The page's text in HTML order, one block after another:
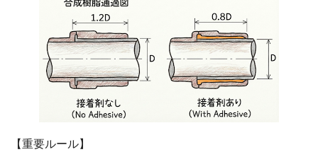
【重要ルール】